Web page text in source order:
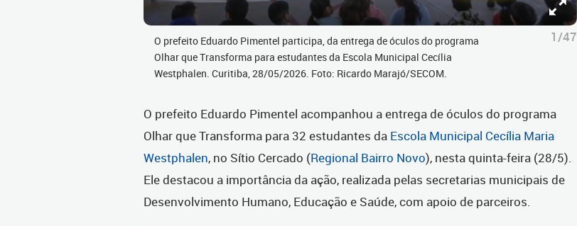
O prefeito Eduardo Pimentel participa, da entrega de óculos do programa
Olhar que Transforma para estudantes da Escola Municipal Cecília
Westphalen. Curitiba, 28/05/2026. Foto: Ricardo Marajó/SECOM.
1/47
O prefeito Eduardo Pimentel acompanhou a entrega de óculos do programa
Olhar que Transforma para 32 estudantes da Escola Municipal Cecília Maria
Westphalen, no Sítio Cercado (Regional Bairro Novo), nesta quinta-feira (28/5).
Ele destacou a importância da ação, realizada pelas secretarias municipais de
Desenvolvimento Humano, Educação e Saúde, com apoio de parceiros.